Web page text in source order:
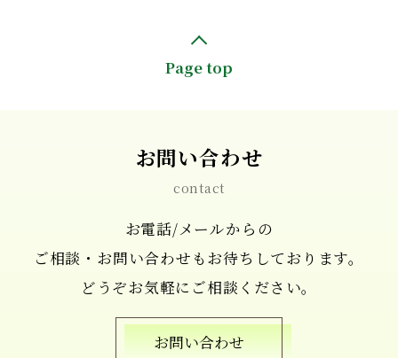
Page top
お問い合わせ
contact
お電話/メールからの
ご相談・お問い合わせもお待ちしております。
どうぞお気軽にご相談ください。
お問い合わせ